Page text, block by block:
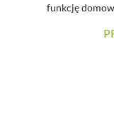
funkcję
materiałów